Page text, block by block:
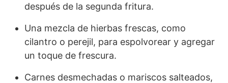
después de la segunda fritura.
Una mezcla de hierbas frescas, como
cilantro o perejil, para espolvorear y agregar
un toque de frescura.
Carnes desmechadas o mariscos salteados,